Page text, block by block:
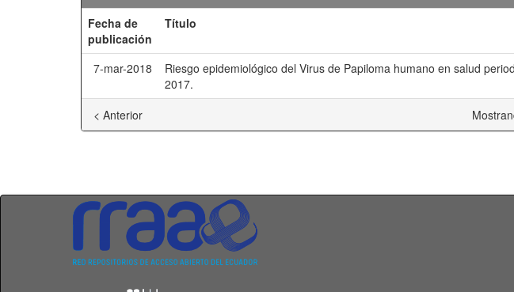
Fecha de
publicación
Título
7-mar-2018
Riesgo epidemiológico del Virus de Papiloma humano en salud
2017.
< Anterior